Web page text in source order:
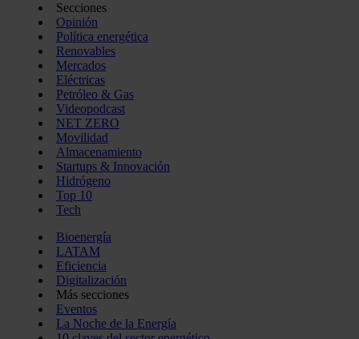
Secciones
Opinión
Política energética
Renovables
Mercados
Eléctricas
Petróleo & Gas
Videopodcast
NET ZERO
Movilidad
Almacenamiento
Startups & Innovación
Hidrógeno
Top 10
Tech
Bioenergía
LATAM
Eficiencia
Digitalización
Más secciones
Eventos
La Noche de la Energía